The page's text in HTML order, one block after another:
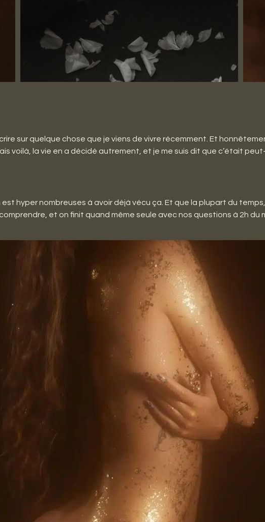
sur quelque chose que je viens de vivre récemment. Et
voilà, la vie en a décidé autrement, et je me suis dit que c’était
est hyper nombreuses à avoir déjà vécu ça. Et que la plupart du
et on finit quand même seule avec nos questions à 2h du